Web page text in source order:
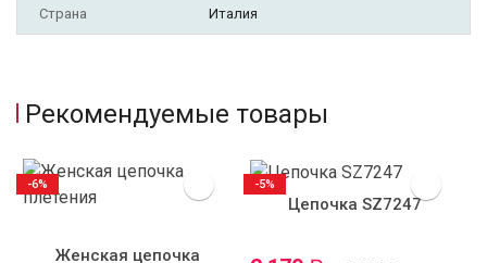
Страна Италия
Рекомендуемые товары
Женская цепочка
-6%
Цепочка SZ7247
-5%